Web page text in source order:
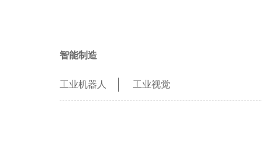
智能制造
工业机器人 工业视觉